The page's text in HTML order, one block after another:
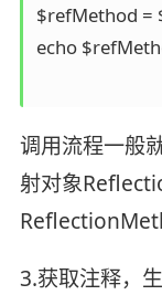
$refMethod =
echo
调用流程一般
射对象
3.获取注释，